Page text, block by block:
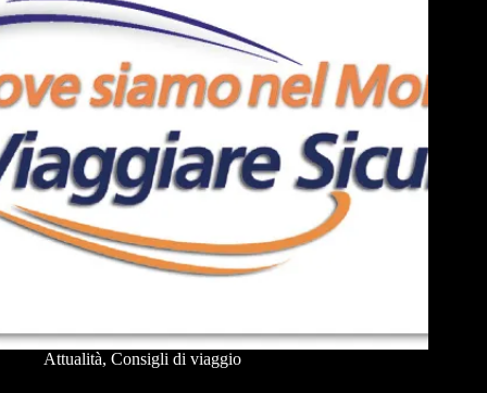
Attualità, Consigli di viaggio